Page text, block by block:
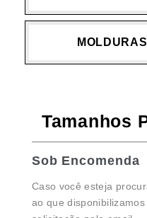
Tamanhos
Sob Encomenda
Caso você esteja
ao que